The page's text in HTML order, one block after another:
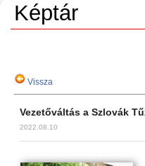
Képtár
Vissza
Vezetőváltás a Szlovák
2022.08.10